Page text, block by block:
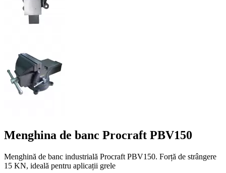
Menghina de banc Procraft PBV150
Menghină de banc industrială Procraft PBV150. Forță de strângere
15 KN, ideală pentru aplicații grele